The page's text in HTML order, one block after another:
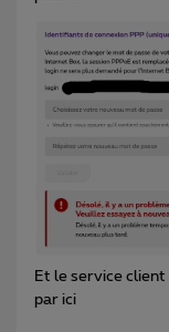
Et le service client
par ici